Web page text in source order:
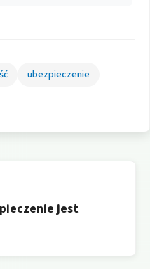
ubezpieczenie
jest